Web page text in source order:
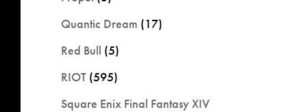
Quantic Dream (17)
Red Bull (5)
RIOT (595)
Square Enix Final Fantasy XIV